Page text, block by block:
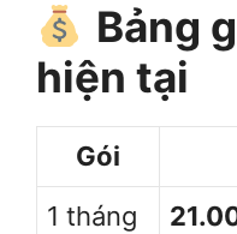
Bảng
hiện tại
Gói
1 tháng